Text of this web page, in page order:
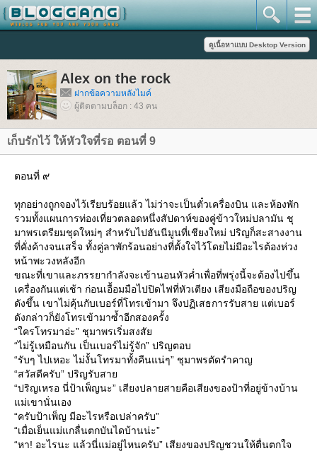
Alex on the rock
ฝากข้อความหลังไมค์
ผู้ติดตามบล็อก : 43 คน
เก็บรักไว้ ให้หัวใจที่รอ ตอนที่ 9
ตอนที่ ๙
ทุกอย่างถูกจองไว้เรียบร้อยแล้ว ไม่ว่าจะเป็นตั๋วเครื่องบิน และห้องพัก
รวมทั้งแผนการท่องเที่ยวตลอดหนึ่งสัปดาห์ของคู่ข้าวใหม่ปลามัน ชุ
มาพรเตรียมชุดใหม่ๆ สำหรับไปฮันนีมูนที่เชียงใหม่ ปริญก็สะสางงาน
ที่คั่งค้างจนเสร็จ ทั้งคู่ลาพักร้อนอย่างที่ตั้งใจไว้โดยไม่มีอะไรต้องห่วง
หน้าพะวงหลังอีก
ขณะที่เขาและภรรยากำลังจะเข้านอนหัวค่ำเพื่อที่พรุ่งนี้จะต้องไปขึ้น
เครื่องกันแต่เช้า ก่อนเอื้อมมือไปปิดไฟที่หัวเตียง เสียงมือถือของปริญ
ดังขึ้น เขาไม่คุ้นกับเบอร์ที่โทรเข้ามา จึงปฏิเสธการรับสาย แต่เบอร์
ดังกล่าวก็ยังโทรเข้ามาซ้ำอีกสองครั้ง
“ใครโทรมาอ่ะ” ชุมาพรเริ่มสงสั
“ไม่รู้เหมือนกัน เป็นเบอร์ไม่รู้จัก” ปริญตอบ
“รับๆ ไปเหอะ ไม่งั้นโทรมาทั้งคืนแน่ๆ” ชุมาพรตัดรำคาญ
“สวัสดีครับ” ปริญรับสา
“ปริญเหรอ นี่ป้าเพ็ญนะ” เสียงปลายสายคือเสียงของป้าที่อยู่ข้างบ้าน
ม่เขานั่นเอง
“ครับป้าเพ็ญ มีอะไรหรือเปล่าครับ”
“เมื่อเย็นแม่แกลื่นตกบันไดบ้านน่ะ”
“หา! อะไรนะ แล้วนี่แม่อยู่ไหนครับ” เสียงของปริญชวนให้ตื่นตกใจ